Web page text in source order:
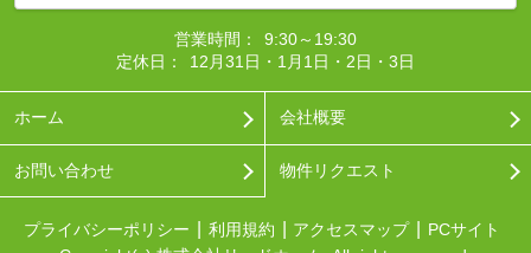
営業時間：
9:30～19:30
定休日：
12月31日・1月1日・2日・3日
ホーム 会社概要
お問い合わせ 物件リクエスト
プライバシーポリシー 利用規約 アクセスマップ
PCサイト